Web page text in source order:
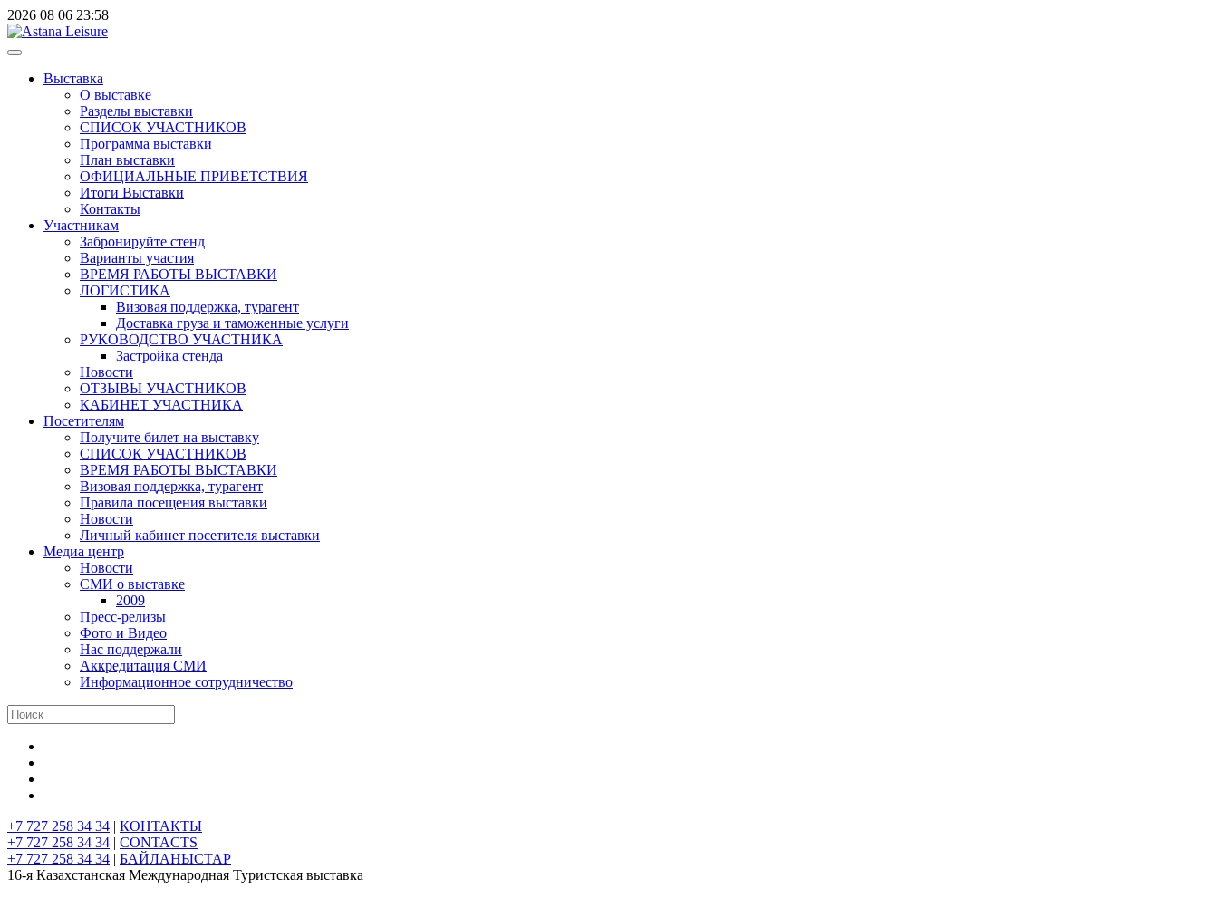
2026 08 06 23:58
Выставка
О выставке
Разделы выставки
СПИСОК УЧАСТНИКОВ
Программа выставки
План выставки
ОФИЦИАЛЬНЫЕ ПРИВЕТСТВИЯ
Итоги Выставки
Контакты
Участникам
Забронируйте стенд
Варианты участия
ВРЕМЯ РАБОТЫ ВЫСТАВКИ
ЛОГИСТИКА
Визовая поддержка, турагент
Доставка груза и таможенные услуги
РУКОВОДСТВО УЧАСТНИКА
Застройка стенда
Новости
ОТЗЫВЫ УЧАСТНИКОВ
КАБИНЕТ УЧАСТНИКА
Посетителям
Получите билет на выставку
СПИСОК УЧАСТНИКОВ
ВРЕМЯ РАБОТЫ ВЫСТАВКИ
Визовая поддержка, турагент
Правила посещения выставки
Новости
Личный кабинет посетителя выставки
Медиа центр
Новости
СМИ о выставке
2009
Пресс-релизы
Фото и Видео
Нас поддержали
Аккредитация СМИ
Информационное сотрудничество
+7 727 258 34 34 | КОНТАКТЫ
+7 727 258 34 34 | CONTACTS
+7 727 258 34 34 | БАЙЛАНЫСТАР
16-я Казахстанская Международная Туристская выставка